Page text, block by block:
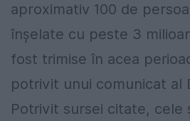
aproximativ 100 de
înşelate cu peste 3
fost trimise în acea
potrivit unui comunicat al
Potrivit sursei citate, cele